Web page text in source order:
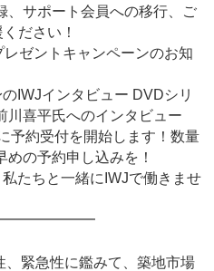
、サポート会員への移行、ご
ださい！
ゼントキャンペーンのお知
IWJインタビュー DVDシリ
川喜平氏へのインタビュー
予約受付を開始します！数量
の予約申し込みを！
たちと一緒にIWJで働きませ
緊急性に鑑みて、築地市場